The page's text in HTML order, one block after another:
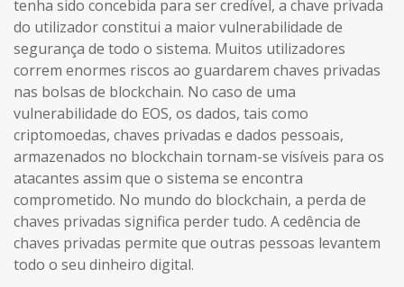
tenha sido concebida para ser credível, a chave privada
do utilizador constitui a maior vulnerabilidade de
segurança de todo o sistema. Muitos utilizadores
correm enormes riscos ao guardarem chaves privadas
nas bolsas de blockchain. No caso de uma
vulnerabilidade do EOS, os dados, tais como
criptomoedas, chaves privadas e dados pessoais,
armazenados no blockchain tornam-se visíveis para os
atacantes assim que o sistema se encontra
comprometido. No mundo do blockchain, a perda de
chaves privadas significa perder tudo. A cedência de
chaves privadas permite que outras pessoas levantem
todo o seu dinheiro digital.